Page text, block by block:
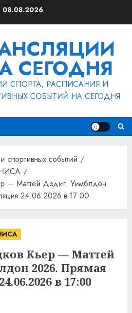
08.08.2026
СЕГОДНЯ
СПОРТА, РАСПИСАНИЯ И
СОБЫТИЙ НА СЕГОДНЯ
спортивных событий
— Маттей Додиг. Уимблдон
24.06.2026 в 17:00
Кьер — Маттей
2026. Прямая
в 17:00